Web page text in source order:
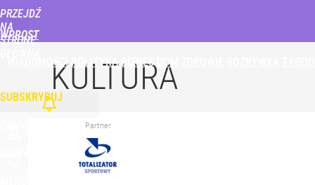
PRZEJDŹ
NA
STRONĘ
WPROST
WIADOMOŚCI POLITYKA BIZNES DOM
SUBSKRYBUJ
Minister Nawrockiego przypomniał swoją
1
Tego sondażu premier nie może zlekceważyć.
KULTURA
Partner